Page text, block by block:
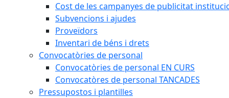
Cost de les campanyes de publicitat
Subvencions i ajudes
Proveïdors
Inventari de béns i drets
Convocatòries de personal
Convocatòries de personal EN CURS
Convocatòres de personal TANCADES
Pressupostos i plantilles